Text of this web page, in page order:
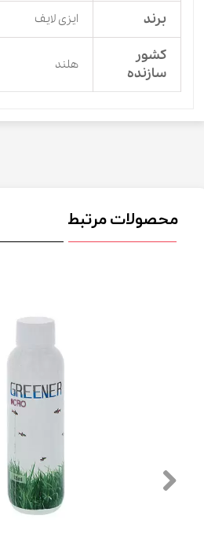
برند ایزی لایف
کشور
سازنده
هلند
محصولات مرتبط